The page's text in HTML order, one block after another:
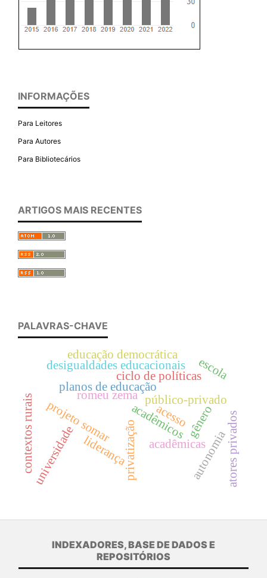
INFORMAÇÕES
Para Leitores
Para Autores
Para Bibliotecários
ARTIGOS MAIS RECENTES
PALAVRAS-CHAVE
privatização
projeto somar público-privado
romeu zema
acadêmicos
acadêmicas
universidade
planos de educação
gênero
ciclo de políticas
desigualdades educacionais
acesso
educação democrática
escola
autonomia
liderança atores privados
contextos rurais
INDEXADORES, BASE DE DADOS E
REPOSITÓRIOS